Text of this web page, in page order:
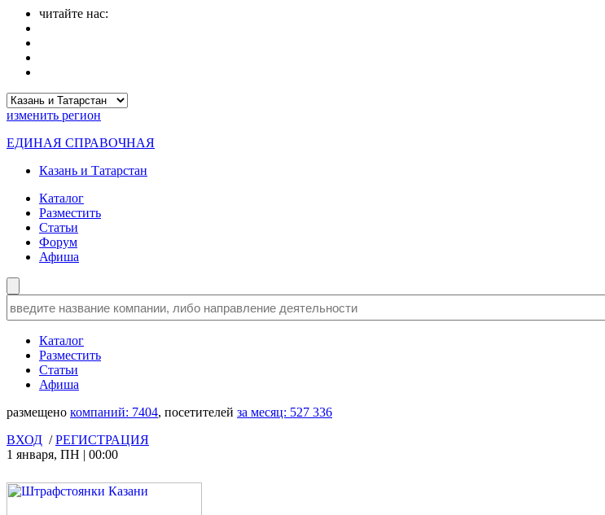
читайте нас:
изменить регион
ЕДИНАЯ СПРАВОЧНАЯ
Казань и Татарстан
Каталог
Разместить
Статьи
Форум
Афиша
Каталог
Разместить
Статьи
Афиша
размещено компаний: 7404, посетителей за месяц: 527 336
ВХОД /РЕГИСТРАЦИЯ
1 января, ПН | 00:00